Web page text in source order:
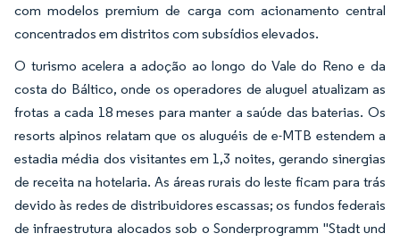
com modelos premium de carga com acionamento central
concentrados em distritos com subsídios elevados.
O turismo acelera a adoção ao longo do Vale do Reno e da
costa do Báltico, onde os operadores de aluguel atualizam as
frotas a cada 18 meses para manter a saúde das baterias. Os
resorts alpinos relatam que os aluguéis de e-MTB estendem a
estadia média dos visitantes em 1,3 noites, gerando sinergias
de receita na hotelaria. As áreas rurais do leste ficam para trás
devido às redes de distribuidores escassas; os fundos federais
de infraestrutura alocados sob o Sonderprogramm "Stadt und